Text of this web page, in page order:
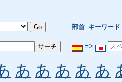
部首 キーワード
=>
あ あ あ あ あ